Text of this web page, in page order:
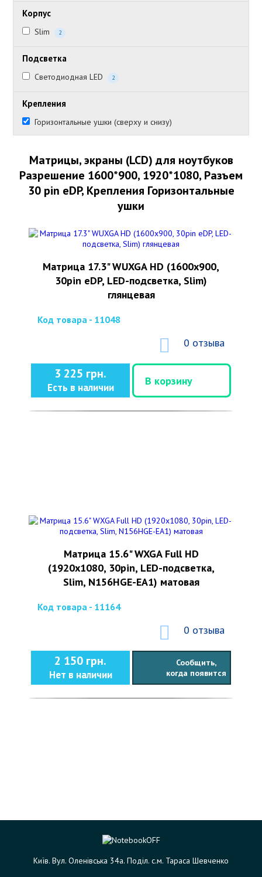
Корпус
Slim 2
Подсветка
Светодиодная LED 2
Крепления
Горизонтальные ушки (сверху и снизу)
Матрицы, экраны (LCD) для ноутбуков
Разрешение 1600*900, 1920*1080, Разъем
30 pin eDP, Крепления Горизонтальные
ушки
Матрица 17.3" WUXGA HD (1600x900,
30pin eDP, LED-подсветка, Slim)
глянцевая
Код товара - 11048
0 отзыва
3 225 грн.
Есть в наличии
В корзину
Матрица 15.6" WXGA Full HD
(1920x1080, 30pin, LED-подсветка,
Slim, N156HGE-EA1) матовая
Код товара - 11164
0 отзыва
2 150 грн.
Нет в наличии
Сообщить,
когда появится
Київ. Вул. Оленівська 34а. Поділ. с.м. Тараса Шевченко